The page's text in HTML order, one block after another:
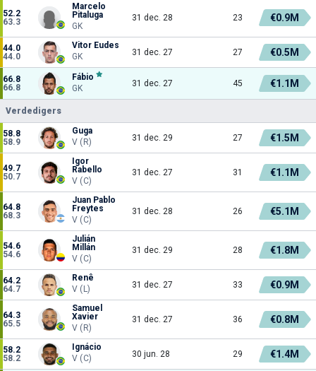
52.2
63.3
Marcelo
Pitaluga
GK
31 dec. 28 23 €0.9M
44.0
44.0
Vitor Eudes
GK
31 dec. 27 27 €0.5M
66.8
66.8
Fábio
GK
31 dec. 27 45 €1.1M
Verdedigers
58.8
58.9
Guga
V (R)
31 dec. 29 27 €1.5M
49.7
50.7
Igor
Rabello
V (C)
31 dec. 27 31 €1.1M
64.8
68.3
Juan Pablo
Freytes
V (C)
31 dec. 28 26 €5.1M
54.6
54.6
Julián
Millán
V (C)
31 dec. 29 28 €1.8M
64.2
64.7
Renê
V (L)
31 dec. 27 33 €0.9M
64.3
65.5
Samuel
Xavier
V (R)
31 dec. 27 36 €0.8M
58.2
58.2
Ignácio
V (C)
30 jun. 28 29 €1.4M